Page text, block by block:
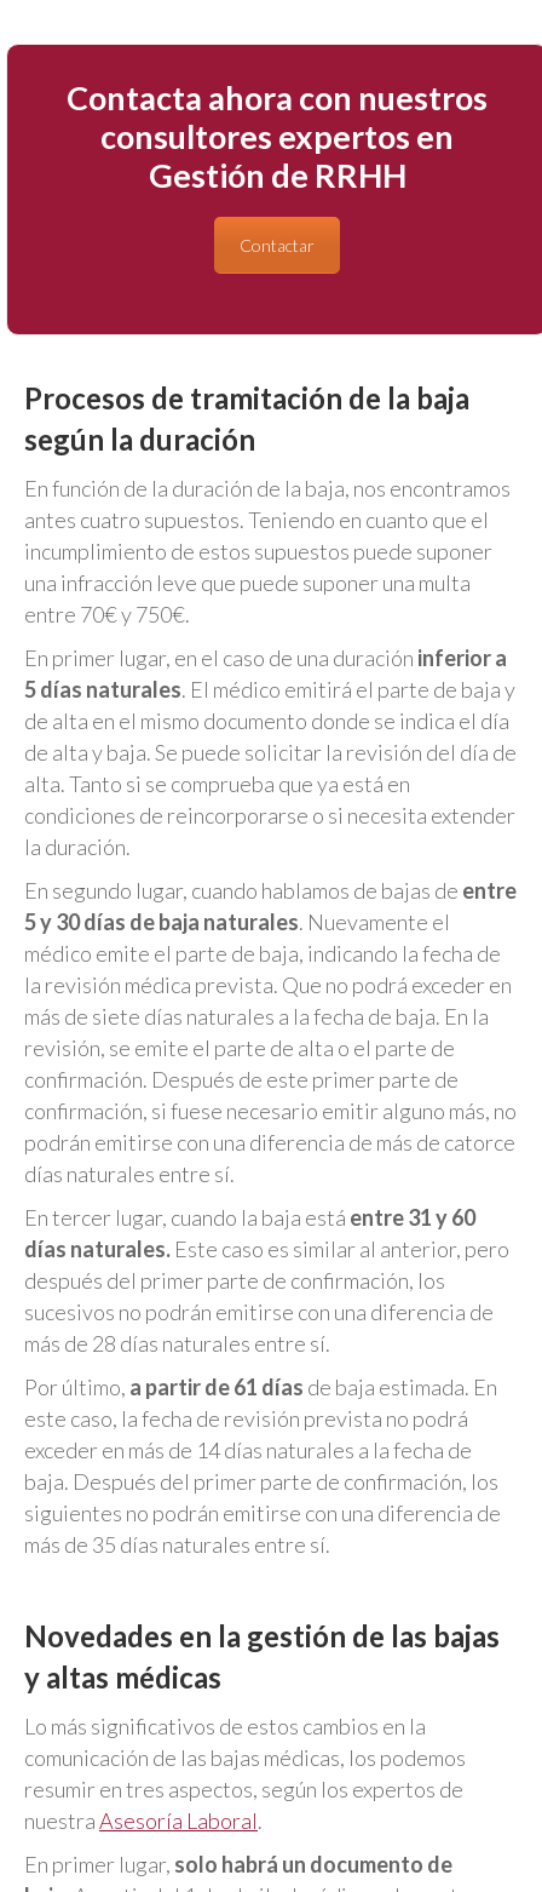
Contacta ahora con nuestros
consultores expertos en
Gestión de RRHH
Contactar
Procesos de tramitación de la baja
según la duración
En función de la duración de la baja, nos encontramos
antes cuatro supuestos. Teniendo en cuanto que el
incumplimiento de estos supuestos puede suponer
una infracción leve que puede suponer una multa
entre 70€ y 750€.
En primer lugar, en el caso de una duración inferior a
5 días naturales. El médico emitirá el parte de baja y
de alta en el mismo documento donde se indica el día
de alta y baja. Se puede solicitar la revisión del día de
alta. Tanto si se comprueba que ya está en
condiciones de reincorporarse o si necesita extender
la duración.
En segundo lugar, cuando hablamos de bajas de entre
5 y 30 días de baja naturales. Nuevamente el
médico emite el parte de baja, indicando la fecha de
la revisión médica prevista. Que no podrá exceder en
más de siete días naturales a la fecha de baja. En la
revisión, se emite el parte de alta o el parte de
confirmación. Después de este primer parte de
confirmación, si fuese necesario emitir alguno más, no
podrán emitirse con una diferencia de más de catorce
días naturales entre sí.
En tercer lugar, cuando la baja está entre 31 y 60
días naturales. Este caso es similar al anterior, pero
después del primer parte de confirmación, los
sucesivos no podrán emitirse con una diferencia de
más de 28 días naturales entre sí.
Por último, a partir de 61 días de baja estimada. En
este caso, la fecha de revisión prevista no podrá
exceder en más de 14 días naturales a la fecha de
baja. Después del primer parte de confirmación, los
siguientes no podrán emitirse con una diferencia de
más de 35 días naturales entre sí.
Novedades en la gestión de las bajas
y altas médicas
Lo más significativos de estos cambios en la
comunicación de las bajas médicas, los podemos
resumir en tres aspectos, según los expertos de
nuestraAsesoría Laboral.
En primer lugar, solo habrá un documento de